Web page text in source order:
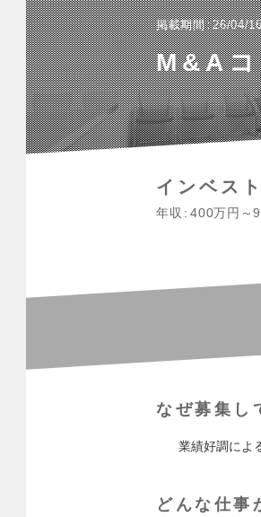
掲載期間 26/04/
M&A
インベス
年収 400万円～
なぜ募集し
業績好調によ
どんな仕事